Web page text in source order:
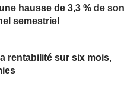
hausse de 3,3 % de son
semestriel
rentabilité sur six mois,